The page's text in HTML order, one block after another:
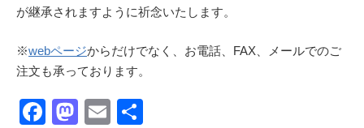
が継承されますように祈念いたします。
※webページからだけでなく、お電話、FAX、メールでのご
注文も承っております。
F
M
E